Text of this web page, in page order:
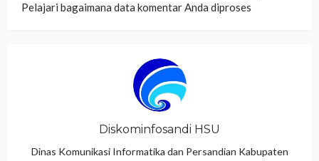
Pelajari bagaimana data komentar Anda diproses
Diskominfosandi HSU
Dinas Komunikasi Informatika dan Persandian Kabupaten